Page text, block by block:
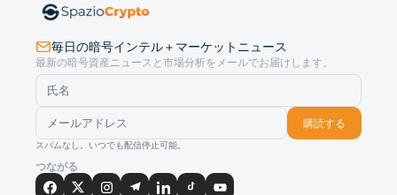
毎日の暗号インテル＋マーケットニュース
最新の暗号資産ニュースと市場分析をメールでお届けします。
購読する
スパムなし。いつでも配信停止可能。
つながる